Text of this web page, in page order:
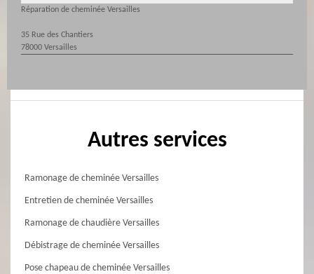
Réparation de cheminée Versailles
35 Rue des Chantiers
78000 Versailles
Autres services
Ramonage de cheminée Versailles
Entretien de cheminée Versailles
Ramonage de chaudière Versailles
Débistrage de cheminée Versailles
Pose chapeau de cheminée Versailles